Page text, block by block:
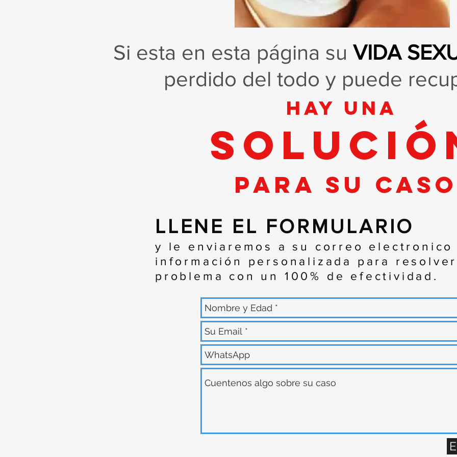
Si esta en esta página su VIDA
perdido del todo y puede
hay una
para su caso
LLENE EL FORMULARIO
y le enviaremos a su correo electronico
información personalizada para resolver
problema con un 100% de efectividad.